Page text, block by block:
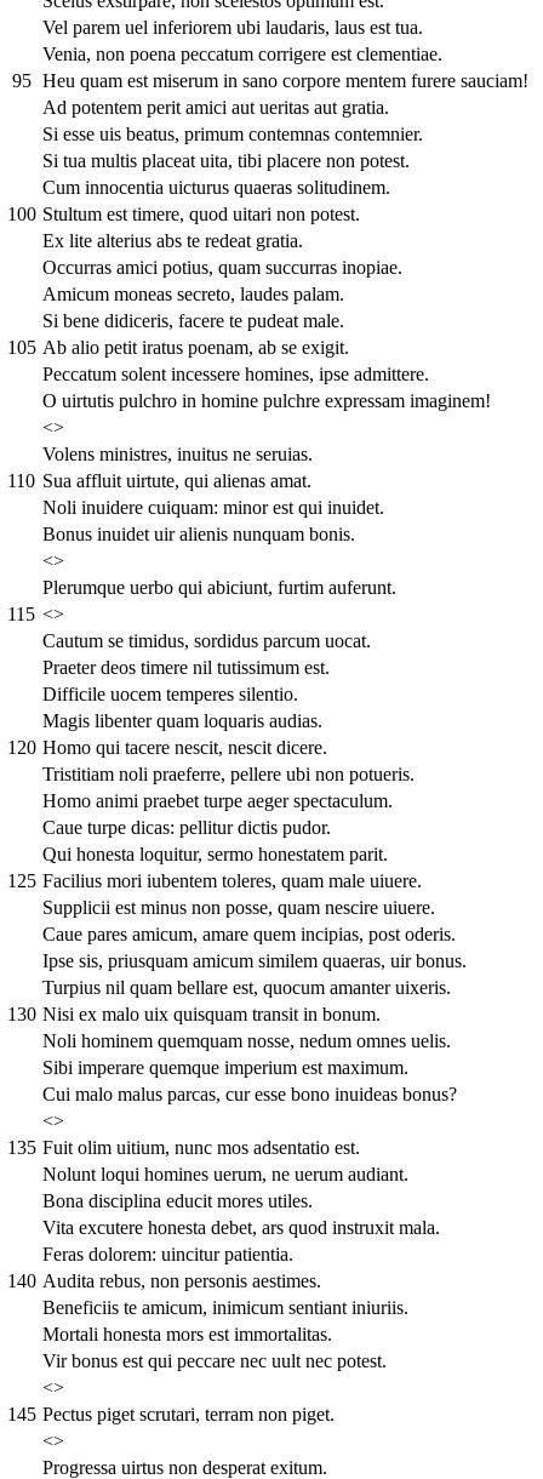
Vel parem uel inferiorem ubi laudaris, laus est tua.
Venia, non poena peccatum corrigere est clementiae.
95 Heu quam est miserum in sano corpore mentem furere sauciam!
Ad potentem perit amici aut ueritas aut gratia.
Si esse uis beatus, primum contemnas contemnier.
Si tua multis placeat uita, tibi placere non potest.
Cum innocentia uicturus quaeras solitudinem.
100 Stultum est timere, quod uitari non potest.
Ex lite alterius abs te redeat gratia.
Occurras amici potius, quam succurras inopiae.
Amicum moneas secreto, laudes palam.
Si bene didiceris, facere te pudeat male.
105 Ab alio petit iratus poenam, ab se exigit.
Peccatum solent incessere homines, ipse admittere.
O uirtutis pulchro in homine pulchre expressam imaginem!
<>
Volens ministres, inuitus ne seruias.
110 Sua affluit uirtute, qui alienas amat.
Noli inuidere cuiquam: minor est qui inuidet.
Bonus inuidet uir alienis nunquam bonis.
<>
Plerumque uerbo qui abiciunt, furtim auferunt.
115 <>
Cautum se timidus, sordidus parcum uocat.
Praeter deos timere nil tutissimum est.
Difficile uocem temperes silentio.
Magis libenter quam loquaris audias.
120 Homo qui tacere nescit, nescit dicere.
Tristitiam noli praeferre, pellere ubi non potueris.
Homo animi praebet turpe aeger spectaculum.
Caue turpe dicas: pellitur dictis pudor.
Qui honesta loquitur, sermo honestatem parit.
125 Facilius mori iubentem toleres, quam male uiuere.
Supplicii est minus non posse, quam nescire uiuere.
Caue pares amicum, amare quem incipias, post oderis.
Ipse sis, priusquam amicum similem quaeras, uir bonus.
Turpius nil quam bellare est, quocum amanter uixeris.
130 Nisi ex malo uix quisquam transit in bonum.
Noli hominem quemquam nosse, nedum omnes uelis.
Sibi imperare quemque imperium est maximum.
Cui malo malus parcas, cur esse bono inuideas bonus?
<>
135 Fuit olim uitium, nunc mos adsentatio est.
Nolunt loqui homines uerum, ne uerum audiant.
Bona disciplina educit mores utiles.
Vita excutere honesta debet, ars quod instruxit mala.
Feras dolorem: uincitur patientia.
140 Audita rebus, non personis aestimes.
Beneficiis te amicum, inimicum sentiant iniuriis.
Mortali honesta mors est immortalitas.
Vir bonus est qui peccare nec uult nec potest.
<>
145 Pectus piget scrutari, terram non piget.
<>
Progressa uirtus non desperat exitum.